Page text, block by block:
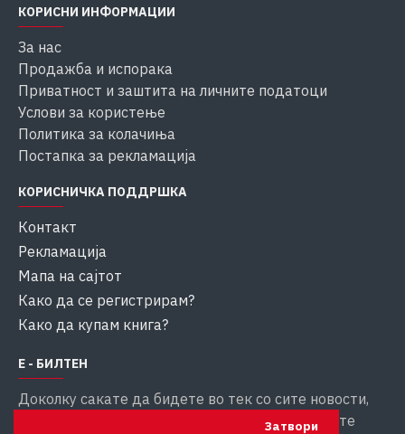
Затвори
КОРИСНИ ИНФОРМАЦИИ
За нас
Продажба и испорака
Приватност и заштита на личните податоци
Услови за користење
Политика за колачиња
Постапка за рекламација
КОРИСНИЧКА ПОДДРШКА
Контакт
Рекламација
Мапа на сајтот
Како да се регистрирам?
Како да купам книга?
Е - БИЛТЕН
Доколку сакате да бидете во тек со сите новости,
внесете ја вашата емаил адреса за да добивате